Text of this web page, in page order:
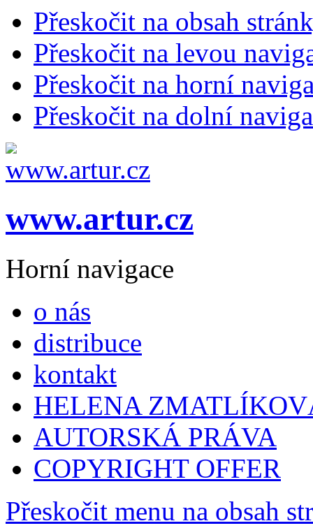
Přeskočit na obsah
Přeskočit na levou
Přeskočit na horní
Přeskočit na dolní
www.artur.cz
Horní navigace
o nás
distribuce
kontakt
HELENA
AUTORSKÁ PRÁVA
COPYRIGHT OFFER
Přeskočit menu na obsah